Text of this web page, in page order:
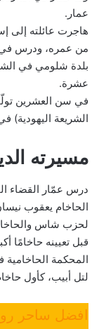
عمار.
من عمره، ودرس في
بلدة شلومي في
عشرة.
في سن العشرين
الشريعة اليهودية)
مسيرته
درس عمّار القضاء
الحاخام يعقوب
لحزب شاس
قبل تعيينه
لتل أبيب، كأول
افضل ساحر